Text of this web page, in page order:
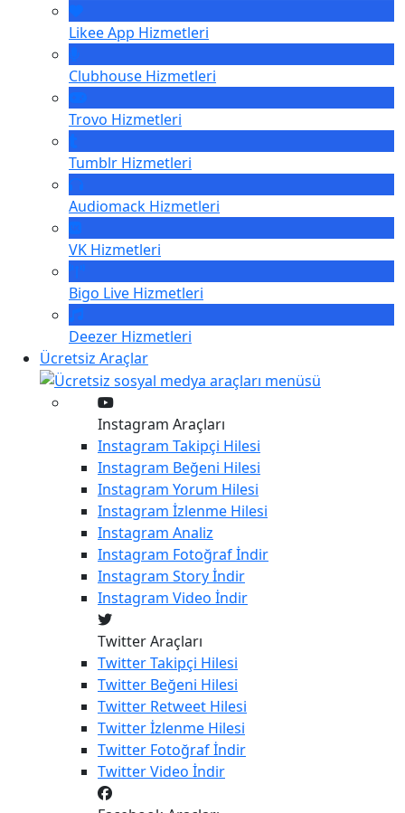
Likee App Hizmetleri
Clubhouse Hizmetleri
Trovo Hizmetleri
Tumblr Hizmetleri
Audiomack Hizmetleri
VK Hizmetleri
Bigo Live Hizmetleri
Deezer Hizmetleri
Ücretsiz Araçlar
Instagram Araçları
Instagram Takipçi Hilesi
Instagram Beğeni Hilesi
Instagram Yorum Hilesi
Instagram İzlenme Hilesi
Instagram Analiz
Instagram Fotoğraf İndir
Instagram Story İndir
Instagram Video İndir
Twitter Araçları
TwitterTakipçi Hilesi
Twitter Beğeni Hilesi
Twitter Retweet Hilesi
Twitterİzlenme Hilesi
Twitter Fotoğraf İndir
TwitterVideo İndir